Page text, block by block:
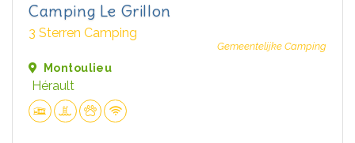
Camping Le Grillon
3 Sterren Camping
Gemeentelijke Camping
Montoulieu
Hérault